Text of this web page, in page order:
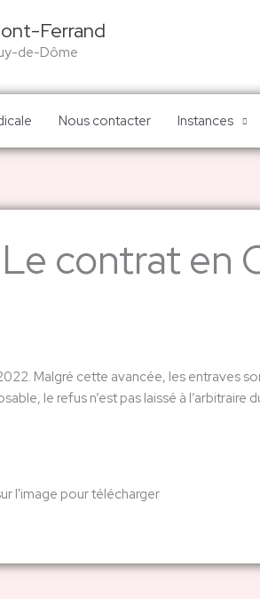
Ferrand
de-Dôme
Nous contacter Instances
contrat en
Malgré cette avancée, les entraves
le refus n’est pas laissé à l’arbitraire
l'image pour télécharger